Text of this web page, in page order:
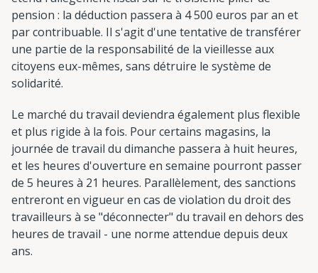
pension : la déduction passera à 4 500 euros par an et
par contribuable. Il s'agit d'une tentative de transférer
une partie de la responsabilité de la vieillesse aux
citoyens eux-mêmes, sans détruire le système de
solidarité.
Le marché du travail deviendra également plus flexible
et plus rigide à la fois. Pour certains magasins, la
journée de travail du dimanche passera à huit heures,
et les heures d'ouverture en semaine pourront passer
de 5 heures à 21 heures. Parallèlement, des sanctions
entreront en vigueur en cas de violation du droit des
travailleurs à se "déconnecter" du travail en dehors des
heures de travail - une norme attendue depuis deux
ans.